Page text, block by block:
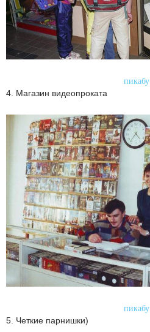
пикабу
4. Магазин видеопроката
пикабу
5. Четкие парнишки)